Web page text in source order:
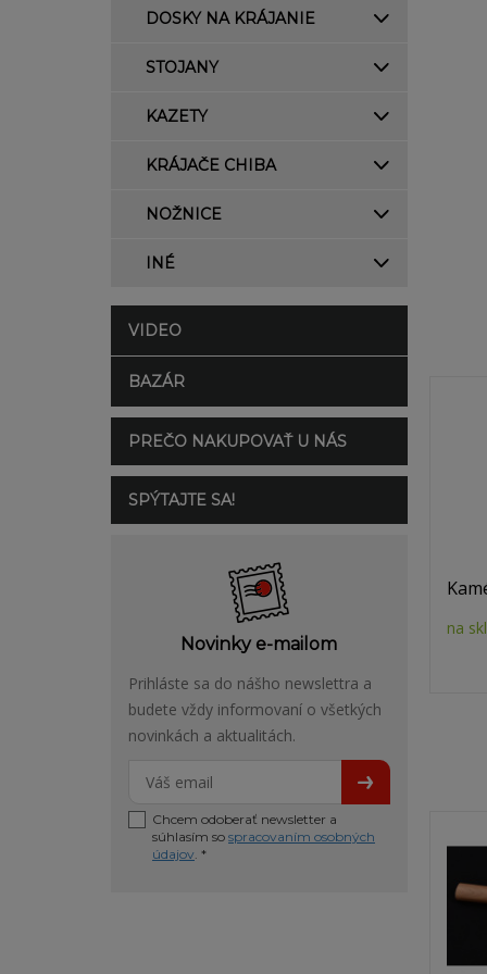
DOSKY NA KRÁJANIE
STOJANY
KAZETY
KRÁJAČE CHIBA
NOŽNICE
INÉ
VIDEO
BAZÁR
PREČO NAKUPOVAŤ U NÁS
SPÝTAJTE SA!
Novinky e-mailom
Prihláste sa do nášho newslettra a
budete vždy informovaní o všetkých
novinkách a aktualitách.
Chcem odoberať newsletter a
súhlasím so spracovaním osobných
údajov. *
na